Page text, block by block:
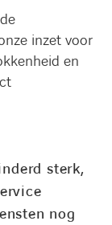
inzet voor
en
sterk,
nog